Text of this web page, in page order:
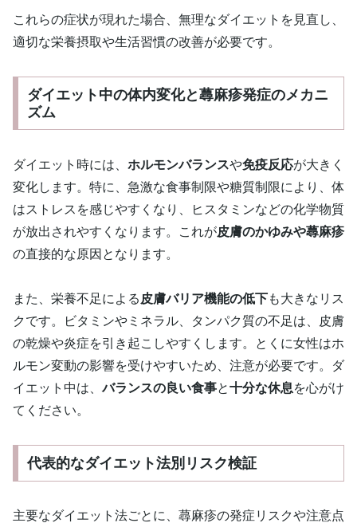
これらの症状が現れた場合、無理なダイエットを見直し、
適切な栄養摂取や生活習慣の改善が必要です。
ダイエット中の体内変化と蕁麻疹発症のメカニ
ズム
ダイエット時には、 ホルモンバランスや免疫反応が大きく
変化します。特に、急激な食事制限や糖質制限により、体
はストレスを感じやすくなり、ヒスタミンなどの化学物質
が放出されやすくなります。これが皮膚のかゆみや蕁麻疹
の直接的な原因となります。
また、栄養不足による 皮膚バリア機能の低下も大きなリス
クです。ビタミンやミネラル、タンパク質の不足は、皮膚
の乾燥や炎症を引き起こしやすくします。とくに女性はホ
ルモン変動の影響を受けやすいため、注意が必要です。ダ
イエット中は、バランスの良い食事と十分な休息を心がけ
てください。
代表的なダイエット法別リスク検証
主要なダイエット法ごとに、蕁麻疹の発症リスクや注意点